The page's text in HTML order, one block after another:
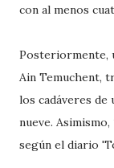
con al menos
Posteriormente,
Ain Temuchent,
los cadáveres de
nueve.
según el diario